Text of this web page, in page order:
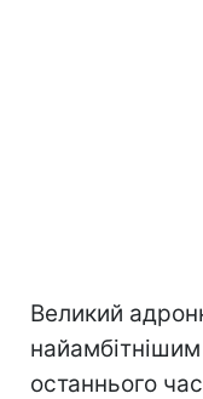
Великий
останнього